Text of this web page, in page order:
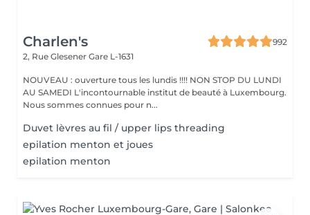
Charlen's
992
2, Rue Glesener Gare L-1631
NOUVEAU : ouverture tous les lundis !!!! NON STOP DU LUNDI
AU SAMEDI L'incontournable institut de beauté à Luxembourg.
Nous sommes connues pour n...
Duvet lèvres au fil / upper lips threading
epilation menton et joues
epilation menton